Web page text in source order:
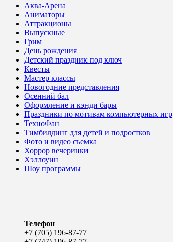
Аква-Арена
Аниматоры
Аттракционы
Выпускные
Грим
День рождения
Детский праздник под ключ
Квесты
Мастер классы
Новогодние представления
Осенний бал
Оформление и кэнди бары
Праздники по мотивам компьютерных игр
ТехноФан
Тимбилдинг для детей и подростков
Фото и видео съемка
Хоррор вечеринки
Хэллоуин
Шоу программы
Телефон
+7 (705) 196-87-77